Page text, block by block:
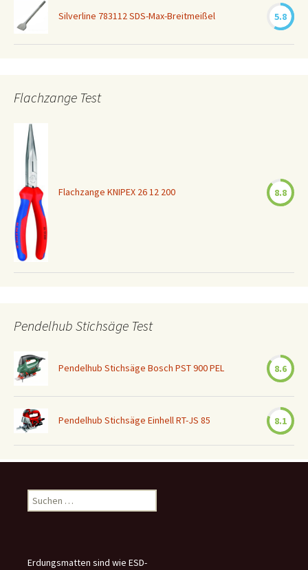
Silverline 783112 SDS-Max-Breitmeißel 5.8
Flachzange Test
Flachzange KNIPEX 26 12 200 8.8
Pendelhub Stichsäge Test
Pendelhub Stichsäge Bosch PST 900 PEL 8.6
Pendelhub Stichsäge Einhell RT-JS 85 8.1
Suchen
nach:
Erdungsmatten sind wie ESD-